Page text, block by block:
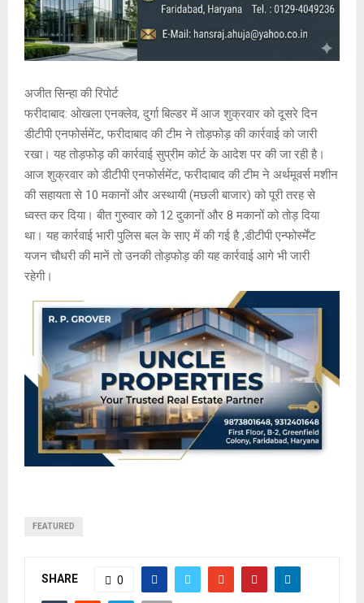
अजीत सिन्हा की रिपोर्ट
फरीदाबाद: ओखला एनक्लेव, दुर्गा बिल्डर में आज शुक्रवार को दूसरे दिन
डीटीपी एनफोर्समेंट, फरीदाबाद की टीम ने तोड़फोड़ की कार्रवाई को जारी
रखा। यह तोड़फोड़ की कार्रवाई सुप्रीम कोर्ट के आदेश पर की जा रही है।
आज शुक्रवार को डीटीपी एनफोर्समेंट, फरीदाबाद की टीम ने अर्थमूवर्स मशीन
की सहायता से 10 मकानों और अस्थायी (मछली बाजार) को पूरी तरह से
ध्वस्त कर दिया। बीत गुरुवार को 12 दुकानों और 8 मकानों को तोड़ दिया
था। यह कार्रवाई भारी पुलिस बल के साए में की गई है ,डीटीपी एन्फोर्स्मेंट
यजन चौधरी की मानें तो उनकी तोड़फोड़ की यह कार्रवाई आगे भी जारी
रहेगी।
FEATURED
SHARE 0